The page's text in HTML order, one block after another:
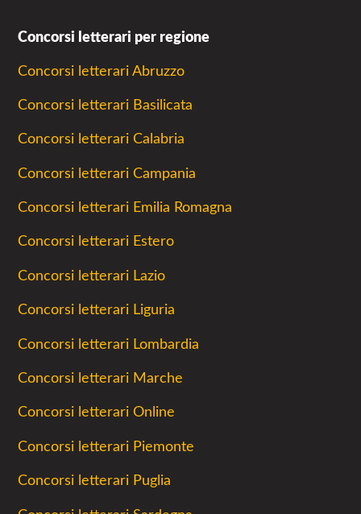
Concorsi letterari per regione
Concorsi letterari Abruzzo
Concorsi letterari Basilicata
Concorsi letterari Calabria
Concorsi letterari Campania
Concorsi letterari Emilia Romagna
Concorsi letterari Estero
Concorsi letterari Lazio
Concorsi letterari Liguria
Concorsi letterari Lombardia
Concorsi letterari Marche
Concorsi letterari Online
Concorsi letterari Piemonte
Concorsi letterari Puglia